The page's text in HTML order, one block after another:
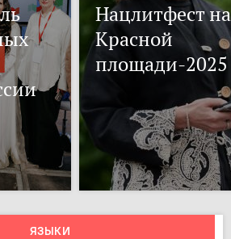
Нацлитфест на
Красной
площади-2025
ЯЗЫКИ